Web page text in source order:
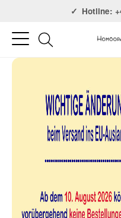
Versandkostenfrei ab 75€
Hotline: